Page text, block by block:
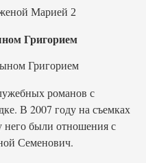
Григорием
романов с
В 2007 году на съемках
него были отношения с
Семенович.